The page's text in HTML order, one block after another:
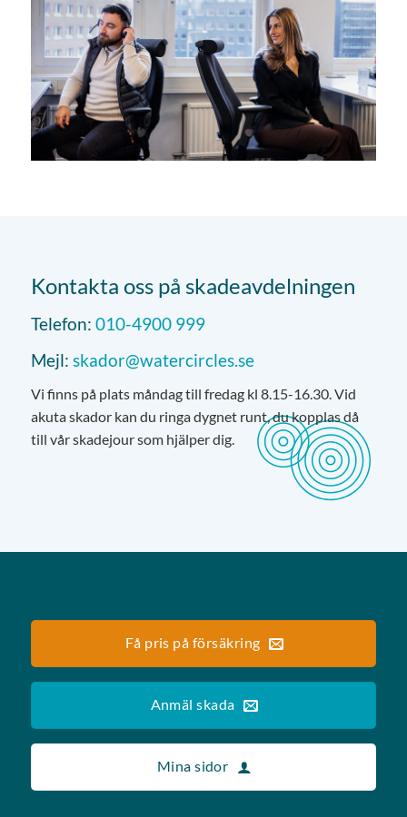
Kontakta oss på skadeavdelningen
Telefon: 010-4900 999
Mejl: skador@watercircles.se
Vi finns på plats måndag till fredag kl 8.15-16.30. Vid
akuta skador kan du ringa dygnet runt, du kopplas då
till vår skadejour som hjälper dig.
Få pris på försäkring
Anmäl skada
Mina sidor